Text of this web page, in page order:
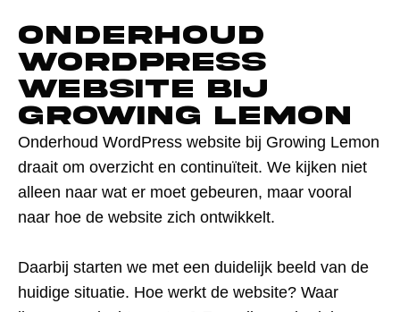
Onderhoud
WordPress
website bij
Growing Lemon
Onderhoud WordPress website bij Growing Lemon
draait om overzicht en continuïteit. We kijken niet
alleen naar wat er moet gebeuren, maar vooral
naar hoe de website zich ontwikkelt.
Daarbij starten we met een duidelijk beeld van de
huidige situatie. Hoe werkt de website? Waar